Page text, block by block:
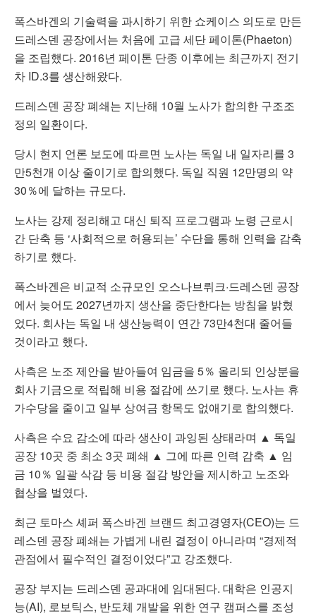
폭스바겐의 기술력을 과시하기 위한 쇼케이스 의도로 만든
드레스덴 공장에서는 처음에 고급 세단 페이톤(Phaeton)
을 조립했다. 2016년 페이톤 단종 이후에는 최근까지 전기
차 ID.3를 생산해왔다.
드레스덴 공장 폐쇄는 지난해 10월 노사가 합의한 구조조
정의 일환이다.
당시 현지 언론 보도에 따르면 노사는 독일 내 일자리를 3
만5천개 이상 줄이기로 합의했다. 독일 직원 12만명의 약
30％에 달하는 규모다.
노사는 강제 정리해고 대신 퇴직 프로그램과 노령 근로시
간 단축 등 ‘사회적으로 허용되는’ 수단을 통해 인력을 감축
하기로 했다.
폭스바겐은 비교적 소규모인 오스나브뤼크·드레스덴 공장
에서 늦어도 2027년까지 생산을 중단한다는 방침을 밝혔
었다. 회사는 독일 내 생산능력이 연간 73만4천대 줄어들
것이라고 했다.
사측은 노조 제안을 받아들여 임금을 5％ 올리되 인상분을
회사 기금으로 적립해 비용 절감에 쓰기로 했다. 노사는 휴
가수당을 줄이고 일부 상여금 항목도 없애기로 합의했다.
사측은 수요 감소에 따라 생산이 과잉된 상태라며 ▲ 독일
공장 10곳 중 최소 3곳 폐쇄 ▲ 그에 따른 인력 감축 ▲ 임
금 10％ 일괄 삭감 등 비용 절감 방안을 제시하고 노조와
협상을 벌였다.
최근 토마스 셰퍼 폭스바겐 브랜드 최고경영자(CEO)는 드
레스덴 공장 폐쇄는 가볍게 내린 결정이 아니라며 “경제적
관점에서 필수적인 결정이었다”고 강조했다.
공장 부지는 드레스덴 공과대에 임대된다. 대학은 인공지
능(AI), 로보틱스, 반도체 개발을 위한 연구 캠퍼스를 조성